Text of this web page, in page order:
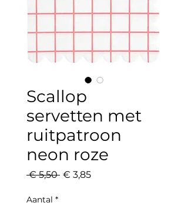
Scallop
servetten met
ruitpatroon
neon roze
€ 5,50 Normale
€ 3,85Verkoopprijs
Aantal *